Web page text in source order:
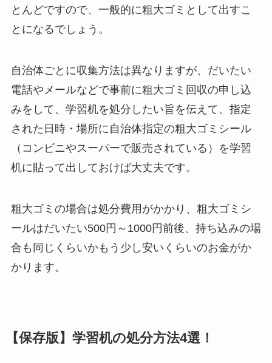
とんどですので、一般的に粗大ゴミとして出すこ
とになるでしょう。
自治体ごとに収集方法は異なりますが、だいたい
電話やメールなどで事前に粗大ゴミ回収の申し込
みをして、学習机を処分したい旨を伝えて、指定
された日時・場所に自治体指定の粗大ゴミシール
（コンビニやスーパーで販売されている）を学習
机に貼って出しておけば大丈夫です。
粗大ゴミの場合は処分費用がかかり、粗大ゴミシ
ールはだいたい500円～1000円前後、持ち込みの場
合も同じくらいかもう少し安いくらいのお金がか
かります。
【保存版】学習机の処分方法4選！